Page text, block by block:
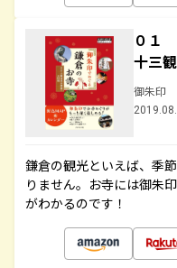
０１
十三
御朱印
鎌倉の観光といえば、季
りません。お寺には御朱
がわかるのです！